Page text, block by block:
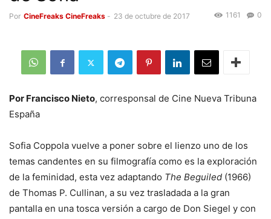
Por CineFreaks CineFreaks - 23 de octubre de 2017 0
1161
Por Francisco Nieto, corresponsal de Cine Nueva Tribuna
España
Sofia Coppola vuelve a poner sobre el lienzo uno de los
temas candentes en su filmografía como es la exploración
de la feminidad, esta vez adaptando The Beguiled (1966)
de Thomas P. Cullinan, a su vez trasladada a la gran
pantalla en una tosca versión a cargo de Don Siegel y con